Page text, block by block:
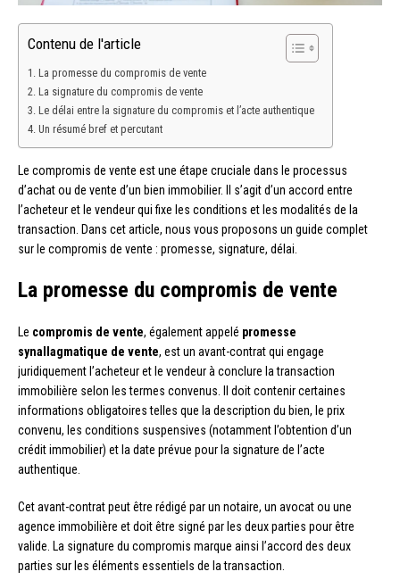
Contenu de l'article
La promesse du compromis de vente
La signature du compromis de vente
Le délai entre la signature du compromis et l’acte authentique
Un résumé bref et percutant
Le compromis de vente est une étape cruciale dans le processus
d’achat ou de vente d’un bien immobilier. Il s’agit d’un accord entre
l’acheteur et le vendeur qui fixe les conditions et les modalités de la
transaction. Dans cet article, nous vous proposons un guide complet
sur le compromis de vente : promesse, signature, délai.
La promesse du compromis de vente
Le compromis de vente, également appelé promesse
synallagmatique de vente, est un avant-contrat qui engage
juridiquement l’acheteur et le vendeur à conclure la transaction
immobilière selon les termes convenus. Il doit contenir certaines
informations obligatoires telles que la description du bien, le prix
convenu, les conditions suspensives (notamment l’obtention d’un
crédit immobilier) et la date prévue pour la signature de l’acte
authentique.
Cet avant-contrat peut être rédigé par un notaire, un avocat ou une
agence immobilière et doit être signé par les deux parties pour être
valide. La signature du compromis marque ainsi l’accord des deux
parties sur les éléments essentiels de la transaction.